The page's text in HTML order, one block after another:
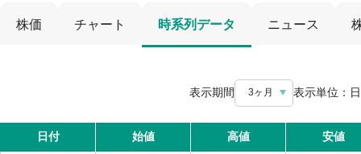
株価 チャート 時系列データ ニュース
表示期間 3ヶ月 表示単位： 日
日付 始値 高値 安値